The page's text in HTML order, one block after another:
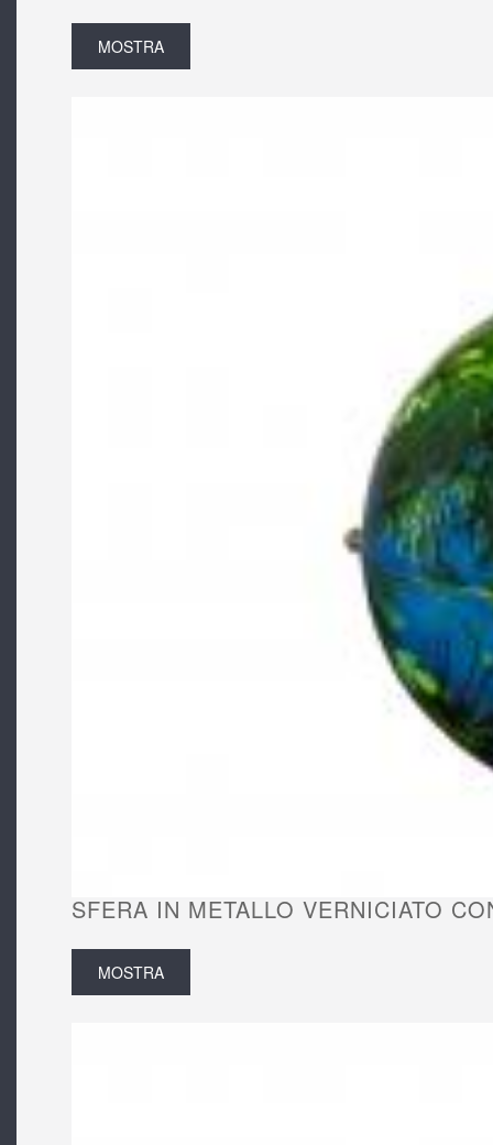
MOSTRA
SFERA IN METALLO VERNICIATO
MOSTRA